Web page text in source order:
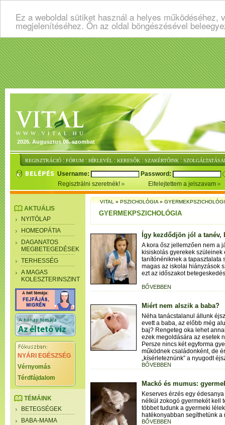
Ez a weboldal sütiket használ a helyes
megjelenítéséhez. Ön az oldal böngészésével
2026. Augusztus 08. szombat
REGISZTRÁCIÓ : FÓRUM : HÍRLEVÉL : KERESŐK : SZAKÉRTŐINK :
Username:
Password:
Regisztrálni szeretnék!
Elfelejtettem a jelszavam
AKTUÁLIS
NYITÓLAP
HOMEOPÁTIA
DAGANATOS
MEGBETEGEDÉSEK
TERHESSÉG
A MAGAS
KOLESZTERINSZINT
NYÁRI EGÉSZSÉG
Vérnyomás
Térdfájdalom
TÉMÁINK
BETEGSÉGEK
BABA-MAMA
VITAL»PSZICHOLÓGIA»
GYERMEKPSZICHOLÓGIA
Így kezdődjön jól a
A kora ősz jellemzően nem a
kisiskolás gyerekek szüleinek
tanítónéniknek a tapasztalata
magas az iskolai hiányzások
ezt az időszakot
BŐVEBBEN
Miért nem alszik a baba?
Néha tanácstalanul állunk
evett a baba, az előbb még
baj? Rengeteg oka lehet
ezek megoldására az esetek
Persze nincs két egyforma
működnek családonként, de
„kísérleteznünk” a nyugodt
BŐVEBBEN
Mackó és mumus:
Keserves érzés egy
nélkül zokogó gyermekét kell
többet tudunk a gyermeki
hatékonyabban segíthetünk
BŐVEBBEN